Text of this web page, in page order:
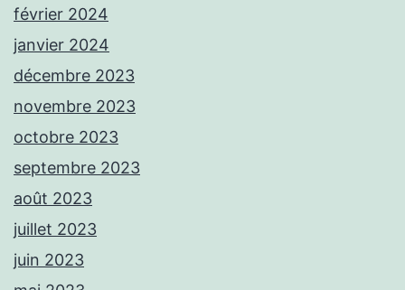
février 2024
janvier 2024
décembre 2023
novembre 2023
octobre 2023
septembre 2023
août 2023
juillet 2023
juin 2023